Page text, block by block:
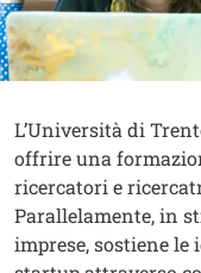
Contenuto
Testo
L’Università di
offrire una
ricercatori e
Parallelamente, in
imprese, sostiene